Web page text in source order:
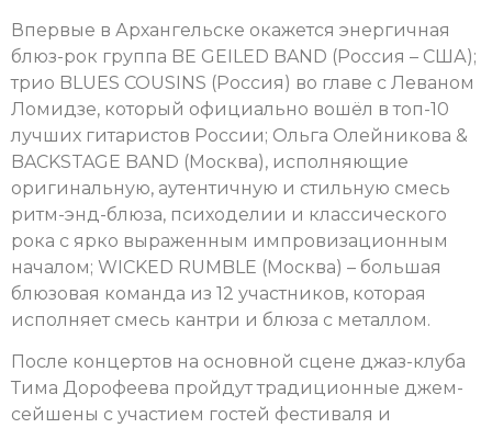
Впервые в Архангельске окажется энергичная
блюз-рок группа BE GEILED BAND (Россия – США);
трио BLUES COUSINS (Россия) во главе с Леваном
Ломидзе, который официально вошёл в топ-10
лучших гитаристов России; Ольга Олейникова &
BACKSTAGE BAND (Москва), исполняющие
оригинальную, аутентичную и стильную смесь
ритм-энд-блюза, психоделии и классического
рока с ярко выраженным импровизационным
началом; WICKED RUMBLE (Москва) – большая
блюзовая команда из 12 участников, которая
исполняет смесь кантри и блюза с металлом.
После концертов на основной сцене джаз-клуба
Тима Дорофеева пройдут традиционные джем-
сейшены с участием гостей фестиваля и